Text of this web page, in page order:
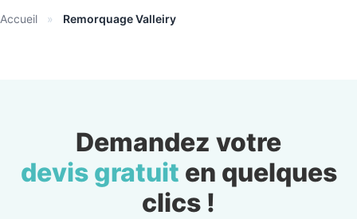
Accueil » Remorquage Valleiry
Demandez votre
devis gratuit en quelques
clics !